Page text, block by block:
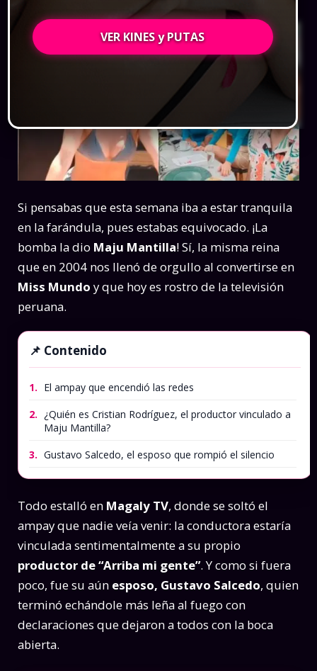
Si pensabas que esta semana iba a estar tranquila
en la farándula, pues estabas equivocado. ¡La
bomba la dio Maju Mantilla! Sí, la misma reina
que en 2004 nos llenó de orgullo al convertirse en
Miss Mundo y que hoy es rostro de la televisión
peruana.
Contenido
1. El ampay que encendió las redes
2. ¿Quién es Cristian Rodríguez, el productor vinculado a
Maju Mantilla?
3. Gustavo Salcedo, el esposo que rompió el silencio
Todo estalló en Magaly TV, donde se soltó el
ampay que nadie veía venir: la conductora estaría
vinculada sentimentalmente a su propio
productor de “Arriba mi gente”. Y como si fuera
poco, fue su aún esposo, Gustavo Salcedo, quien
terminó echándole más leña al fuego con
declaraciones que dejaron a todos con la boca
abierta.
VER KINES y PUTAS